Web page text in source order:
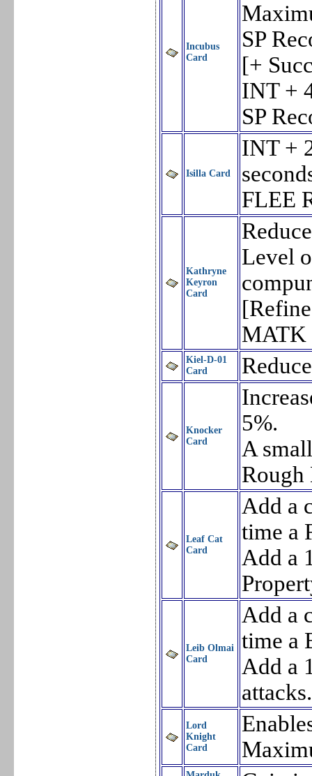
Incubus
Card
SP
[+
INT +
SP
Isilla Card
INT +
FLEE
Kathryne
Keyron
Card
Level
MATK
Kiel-D-01
Card
Knocker
Card
5%.
A
Rough
Leaf Cat
Card
Add a
time a
Add a
Leib Olmai
Card
Add a
time a
Add a
attacks.
Lord
Knight
Card